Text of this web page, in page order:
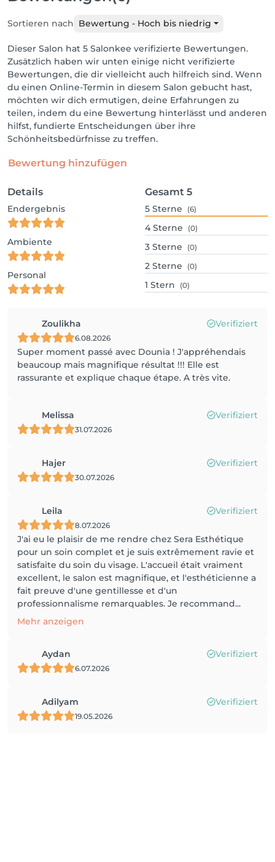
Sortieren nach Bewertung - Hoch bis niedrig
Dieser Salon hat 5 Salonkee verifizierte Bewertungen.
Zusätzlich haben wir unten einige nicht verifizierte
Bewertungen, die dir vielleicht auch hilfreich sind. Wenn
du einen Online-Termin in diesem Salon gebucht hast,
möchten wir dich ermutigen, deine Erfahrungen zu
teilen, indem du eine Bewertung hinterlässt und anderen
hilfst, fundierte Entscheidungen über ihre
Schönheitsbedürfnisse zu treffen.
Bewertung hinzufügen
Details
Endergebnis
Ambiente
Personal
Gesamt 5
5 Sterne (6)
4 Sterne (0)
3 Sterne (0)
2 Sterne (0)
1 Stern (0)
Zoulikha Verifiziert
6.08.2026
Super moment passé avec Dounia ! J'appréhendais
beaucoup mais magnifique résultat !!! Elle est
rassurante et explique chaque étape. A très vite.
Melissa Verifiziert
31.07.2026
Hajer Verifiziert
30.07.2026
Leila Verifiziert
8.07.2026
J'ai eu le plaisir de me rendre chez Sera Esthétique
pour un soin complet et je suis extrêmement ravie et
satisfaite du soin du visage. L'accueil était vraiment
excellent, le salon est magnifique, et l'esthéticienne a
fait preuve d'une gentillesse et d'un
professionnalisme remarquables. Je recommand...
Mehr anzeigen
Aydan Verifiziert
6.07.2026
Adilyam Verifiziert
19.05.2026